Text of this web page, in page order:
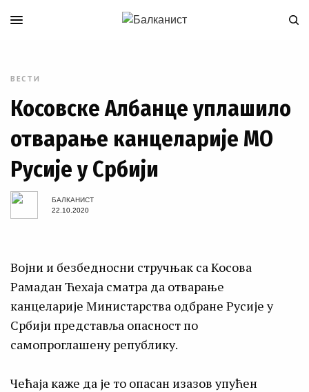
ВЕСТИ
Косовске Албанце уплашило
отварање канцеларијe МО
Русије у Србији
БАЛКАНИСТ
22.10.2020
Војни и безбедносни стручњак са Косова
Рамадан Ћехаја сматра да отварање
канцеларије Министарства одбране Русије у
Србији представља опасност по
самопроглашену републику.
Чећаја каже да је то опасан изазов упућен